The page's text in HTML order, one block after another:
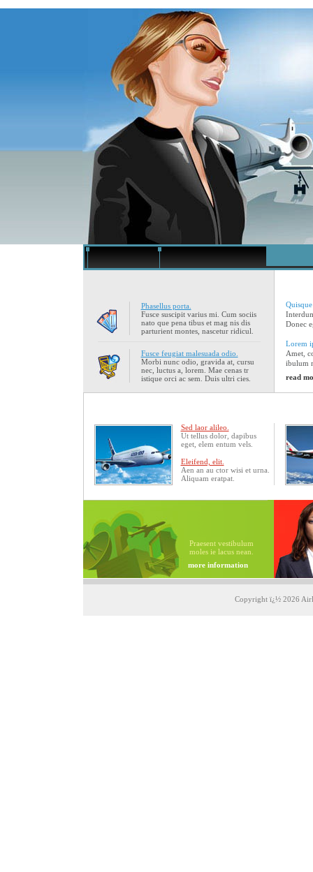
Phasellus porta.
Fusce suscipit varius mi. Cum sociis
nato que pena tibus et mag nis dis
parturient montes, nascetur ridicul.
Fusce feugiat malesuada odio.
Morbi nunc odio, gravida at, cursu
nec, luctus a, lorem. Mae cenas tr
istique orci ac sem. Duis ultri cies.
Donec
Lorem
Amet,
ibulum
read
Sed laor alileo.
Ut tellus dolor, dapibus
eget, elem entum vels.
Eleifend, elit.
Aen an au ctor wisi et urna.
Aliquam eratpat.
Praesent vestibulum
moles ie lacus nean.
more information
Copyright ï¿½ 2026